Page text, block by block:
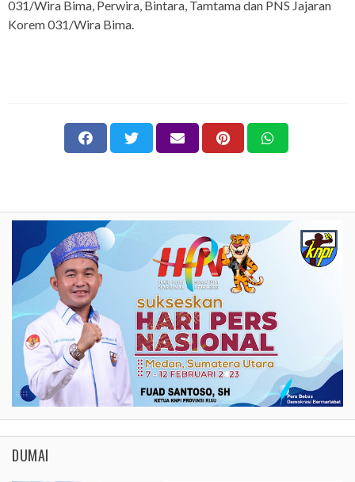
031/Wira Bima, Perwira, Bintara, Tamtama dan PNS Jajaran
Korem 031/Wira Bima.
DUMAI